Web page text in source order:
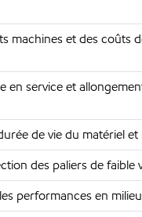
machines et des coûts
en service et
de vie du matériel
des paliers de
performances en